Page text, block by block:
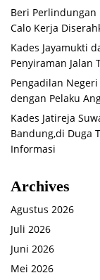
Beri Perlindungan
Calo Kerja
Kades Jayamukti
Penyiraman Jalan
Pengadilan
dengan Pelaku
Kades Jatireja
Bandung,di Duga
Informasi
Archives
Agustus 2026
Juli 2026
Juni 2026
Mei 2026